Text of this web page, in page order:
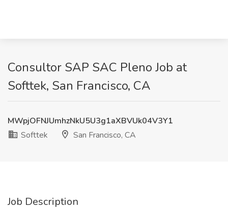
Consultor SAP SAC Pleno Job at
Softtek, San Francisco, CA
MWpjOFNJUmhzNkU5U3g1aXBVUk04V3Y1
Softtek
San Francisco, CA
Job Description